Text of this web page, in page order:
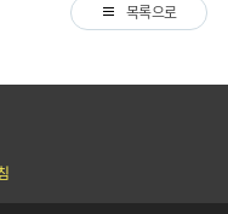
목록으로